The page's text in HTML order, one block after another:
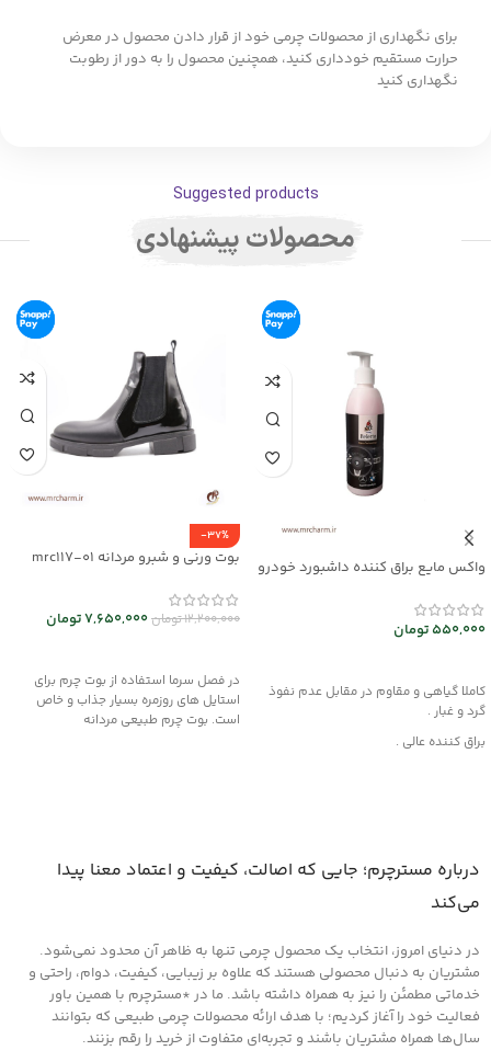
برای نگهداری از محصولات چرمی خود از قرار دادن محصول در معرض
حرارت مستقیم خودداری کنید، همچنین محصول را به دور از رطوبت
نگهداری کنید
Suggested products
محصولات پیشنهادی
واکس مایع براق کننده داشبورد خودرو
550,000تومان
کاملا گیاهی و مقاوم در مقابل عدم نفوذ
گرد و غبار .
براق کننده عالی .
روش مصرف :
ابتدا سطح مورد نظر را کاملا از هرگونه گرد و
غبار تمیز کرده و سپس لایه ای نازک از این
تا خشک شود ، سپس با دستمالی تمیز یا پد
های مخصوص که در همین بخش اکسسوری
موجود است سطح را جلادهید .
-37%
بوت ورنی و شبرو مردانه mrc117-01
12,200,000تومان7,650,000تومان
در فصل سرما استفاده از بوت چرم برای
استایل های روزمره بسیار جذاب و خاص
است. بوت چرم طبیعی مردانه
درباره مسترچرم؛ جایی که اصالت، کیفیت و اعتماد معنا پیدا
می‌کند
در دنیای امروز، انتخاب یک محصول چرمی تنها به ظاهر آن محدود نمی‌شود.
مشتریان به دنبال محصولی هستند که علاوه بر زیبایی، کیفیت، دوام، راحتی و
خدماتی مطمئن را نیز به همراه داشته باشد. ما در *مسترچرم با همین باور
فعالیت خود را آغاز کردیم؛ با هدف ارائه محصولات چرمی طبیعی که بتوانند
سال‌ها همراه مشتریان باشند و تجربه‌ای متفاوت از خرید را رقم بزنند.